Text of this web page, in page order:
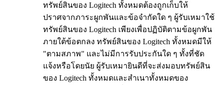
ทรัพย์สินของ Logitech ทั้งหมดต้องถูกเก็บให้
ปราศจากภาระผูกพันและข้อจำกัดใด ๆ ผู้รับเหมาใช้
ทรัพย์สินของ Logitech เพียงเพื่อปฏิบัติตามข้อผูกพัน
ภายใต้ข้อตกลง ทรัพย์สินของ Logitech ทั้งหมดมีให้
"ตามสภาพ" และไม่มีการรับประกันใด ๆ ทั้งที่ชัด
แจ้งหรือโดยนัย ผู้รับเหมายินดีที่จะส่งมอบทรัพย์สิน
ของ Logitech ทั้งหมดและสำเนาทั้งหมดของ